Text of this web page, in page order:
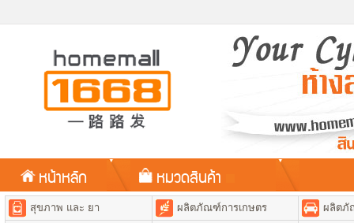
หน้าหลัก หมวดสินค้า
สุขภาพ และ ยา ผลิตภัณฑ์การเกษตร
ผลิตภั